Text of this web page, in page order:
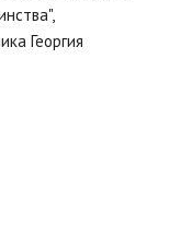
Георгия